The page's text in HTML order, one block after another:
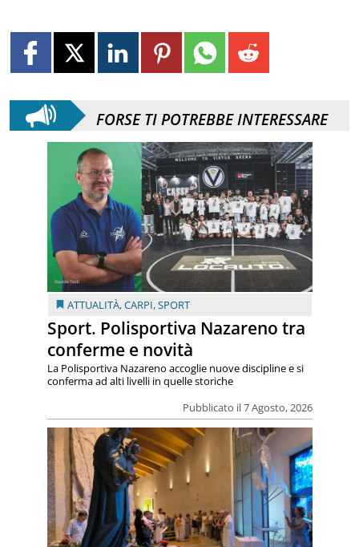
FORSE TI POTREBBE INTERESSARE
ATTUALITÀ,CARPI,SPORT
Sport. Polisportiva Nazareno tra
conferme e novità
Pubblicato il 7 Agosto, 2026
La Polisportiva Nazareno accoglie nuove discipline e si
conferma ad alti livelli in quelle storiche